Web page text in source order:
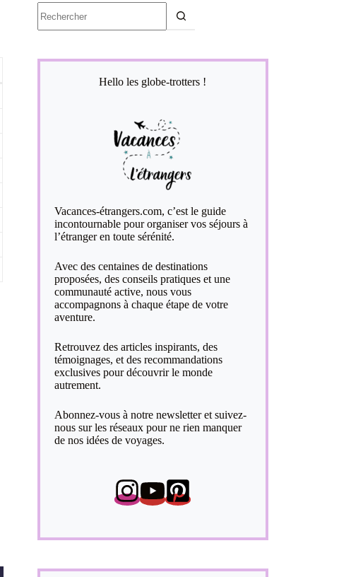
résultat
Hello les globe-trotters !
Vacances-étrangers.com, c’est le guide
incontournable pour organiser vos séjours à
l’étranger en toute sérénité.
Avec des centaines de destinations
proposées, des conseils pratiques et une
communauté active, nous vous
accompagnons à chaque étape de votre
aventure.
Retrouvez des articles inspirants, des
témoignages, et des recommandations
exclusives pour découvrir le monde
autrement.
Abonnez-vous à notre newsletter et suivez-
nous sur les réseaux pour ne rien manquer
de nos idées de voyages.